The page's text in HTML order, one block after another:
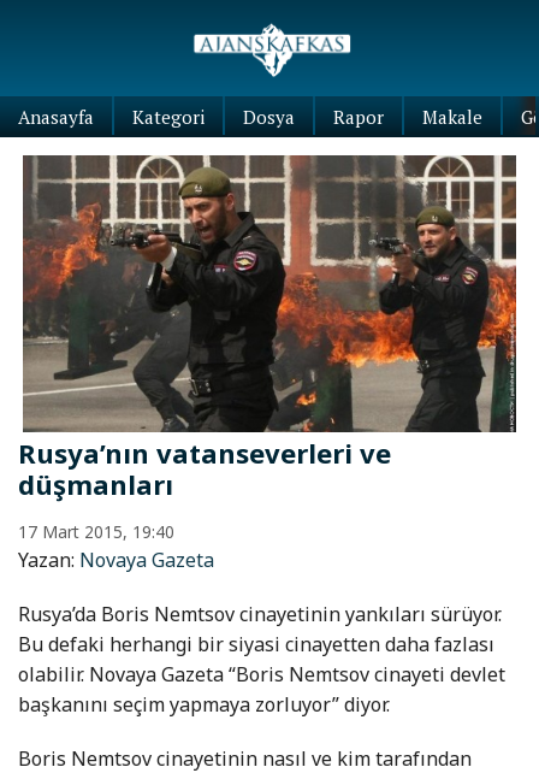
Anasayfa Kategori Dosya Rapor Makale
Rusya’nın vatanseverleri ve
düşmanları
17 Mart 2015, 19:40
Yazan: Novaya Gazeta
Rusya’da Boris Nemtsov cinayetinin yankıları sürüyor.
Bu defaki herhangi bir siyasi cinayetten daha fazlası
olabilir. Novaya Gazeta “Boris Nemtsov cinayeti devlet
başkanını seçim yapmaya zorluyor” diyor.
Boris Nemtsov cinayetinin nasıl ve kim tarafından